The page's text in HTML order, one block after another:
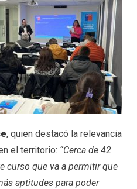
, quien destacó la relevancia
el territorio: “Cerca de 42
curso que va a permitir que
aptitudes para poder